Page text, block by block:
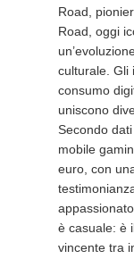
Road,
Road, oggi
culturale. Gli
consumo
uniscono
Secondo
mobile
euro, con
è casuale: è
vincente tra